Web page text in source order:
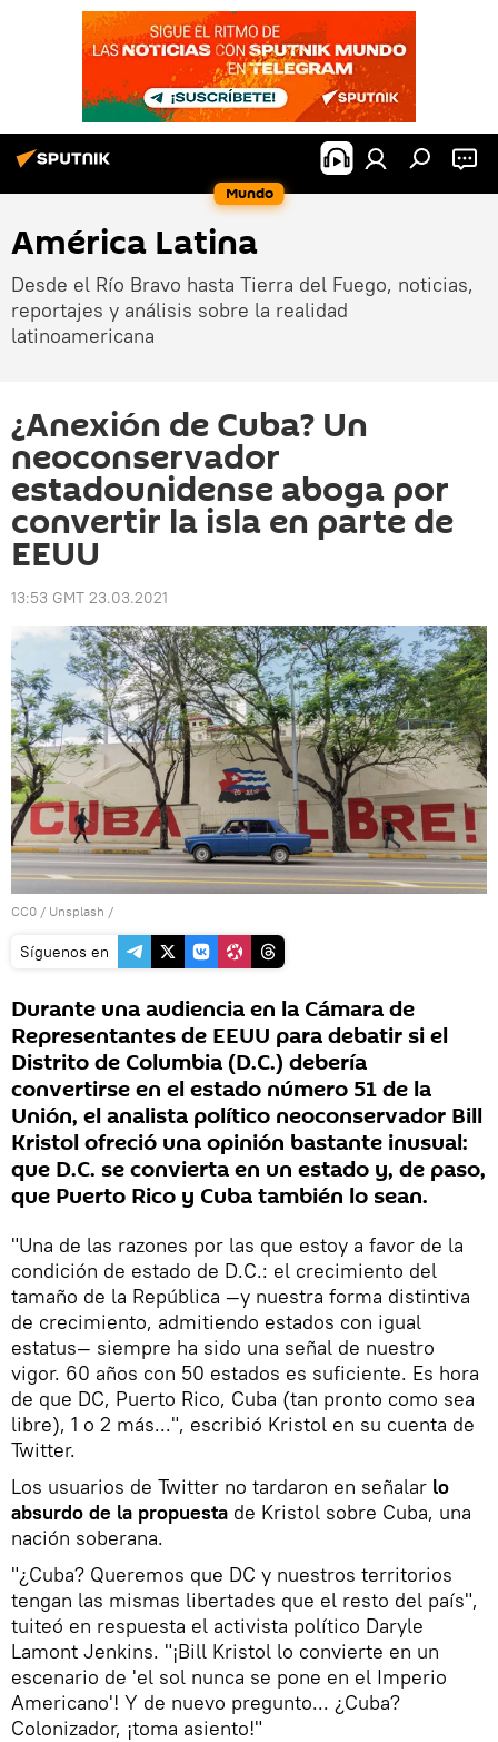
Mundo
América Latina
Desde el Río Bravo hasta Tierra del Fuego, noticias,
reportajes y análisis sobre la realidad
latinoamericana
¿Anexión de Cuba? Un
neoconservador
estadounidense aboga por
convertir la isla en parte de
EEUU
13:53 GMT 23.03.2021
CC0 / Unsplash /
Síguenos en
Durante una audiencia en la Cámara de
Representantes de EEUU para debatir si el
Distrito de Columbia (D.C.) debería
convertirse en el estado número 51 de la
Unión, el analista político neoconservador Bill
Kristol ofreció una opinión bastante inusual:
que D.C. se convierta en un estado y, de paso,
que Puerto Rico y Cuba también lo sean.
"Una de las razones por las que estoy a favor de la
condición de estado de D.C.: el crecimiento del
tamaño de la República —y nuestra forma distintiva
de crecimiento, admitiendo estados con igual
estatus— siempre ha sido una señal de nuestro
vigor. 60 años con 50 estados es suficiente. Es hora
de que DC, Puerto Rico, Cuba (tan pronto como sea
libre), 1 o 2 más...", escribió Kristol en su cuenta de
Twitter.
Los usuarios de Twitter no tardaron en señalar lo
absurdo de la propuesta de Kristol sobre Cuba, una
nación soberana.
"¿Cuba? Queremos que DC y nuestros territorios
tengan las mismas libertades que el resto del país",
tuiteó en respuesta el activista político Daryle
Lamont Jenkins. "¡Bill Kristol lo convierte en un
escenario de 'el sol nunca se pone en el Imperio
Americano'! Y de nuevo pregunto... ¿Cuba?
Colonizador, ¡toma asiento!"